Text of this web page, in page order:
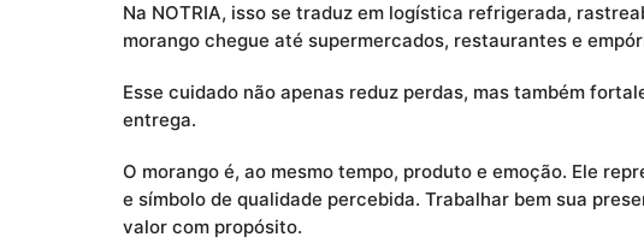
Na NOTRIA, isso se traduz em logística refrigerada,
morango chegue até supermercados, restaurantes e
Esse cuidado não apenas reduz perdas, mas também
entrega.
O morango é, ao mesmo tempo, produto e emoção. Ele
e símbolo de qualidade percebida. Trabalhar bem sua
valor com propósito.